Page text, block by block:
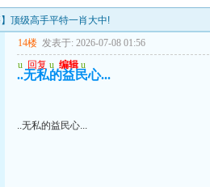
顶级高手平特一肖大中!
14楼 发表于: 2026-07-08 01:56
u 回复 u 编辑 u
..无私的益民心...
..无私的益民心...